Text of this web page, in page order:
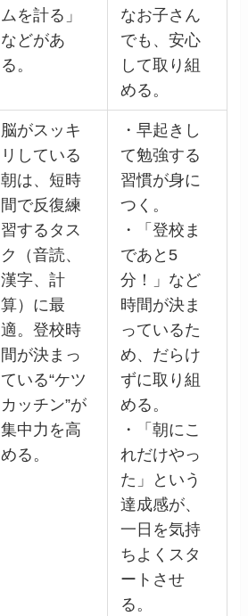
ムを計る」
などがあ
る。
なお子さん
でも、安心
して取り組
める。
脳がスッキ
リしている
朝は、短時
間で反復練
習するタス
ク（音読、
漢字、計
算）に最
適。登校時
間が決まっ
ている“ケツ
カッチン”が
集中力を高
める。
・早起きし
て勉強する
習慣が身に
つく。
・「登校ま
であと5
分！」など
時間が決ま
っているた
め、だらけ
ずに取り組
める。
・「朝にこ
れだけやっ
た」という
達成感が、
一日を気持
ちよくスタ
ートさせ
る。